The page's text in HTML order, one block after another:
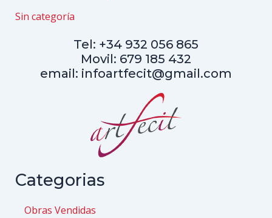
Sin categoría
Tel: +34 932 056 865
Movil: 679 185 432
email: infoartfecit@gmail.com
Categorias
Obras Vendidas